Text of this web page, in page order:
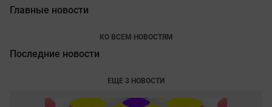
Главные новости
КО ВСЕМ НОВОСТЯМ
Последние новости
ЕЩЕ 3 НОВОСТИ